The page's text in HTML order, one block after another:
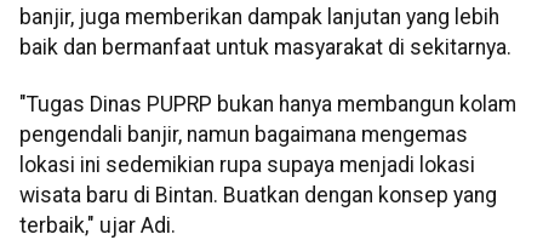
banjir, juga memberikan dampak lanjutan yang lebih
baik dan bermanfaat untuk masyarakat di sekitarnya.
"Tugas Dinas PUPRP bukan hanya membangun kolam
pengendali banjir, namun bagaimana mengemas
lokasi ini sedemikian rupa supaya menjadi lokasi
wisata baru di Bintan. Buatkan dengan konsep yang
terbaik," ujar Adi.